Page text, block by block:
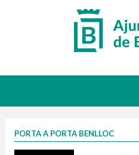
PORTA A PORTA BENLLOC